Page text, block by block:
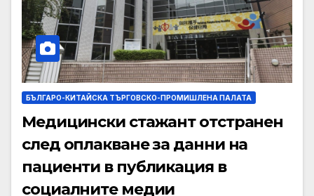
БЪЛГАРО-КИТАЙСКА ТЪРГОВСКО-ПРОМИШЛЕНА ПАЛАТА
Медицински стажант отстранен
след оплакване за данни на
пациенти в публикация в
социалните медии